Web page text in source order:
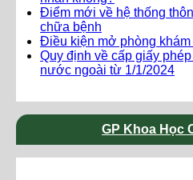
Điểm mới về hệ thống
chữa bệnh
Điều kiện mở phòng khám
Quy định về cấp giấy
nước ngoài từ 1/1/2024
GP Khoa Học